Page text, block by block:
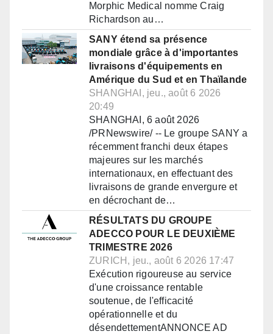
Morphic Medical nomme Craig
Richardson au…
SANY étend sa présence
mondiale grâce à d'importantes
livraisons d'équipements en
Amérique du Sud et en Thaïlande
SHANGHAI, jeu., août 6 2026
20:49
SHANGHAI, 6 août 2026
/PRNewswire/ -- Le groupe SANY a
récemment franchi deux étapes
majeures sur les marchés
internationaux, en effectuant des
livraisons de grande envergure et
en décrochant de…
RÉSULTATS DU GROUPE
ADECCO POUR LE DEUXIÈME
TRIMESTRE 2026
ZURICH, jeu., août 6 2026 17:47
Exécution rigoureuse au service
d'une croissance rentable
soutenue, de l'efficacité
opérationnelle et du
désendettementANNONCE AD